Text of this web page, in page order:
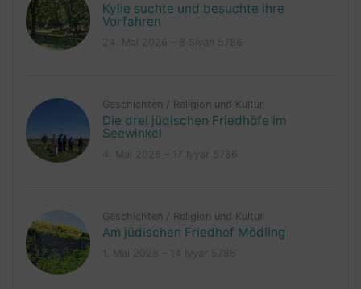
Kylie suchte und besuchte ihre
Vorfahren
Geschichten / Religion und Kultur
Die drei jüdischen Friedhöfe im
Seewinkel
Geschichten / Religion und Kultur
Am jüdischen Friedhof Mödling